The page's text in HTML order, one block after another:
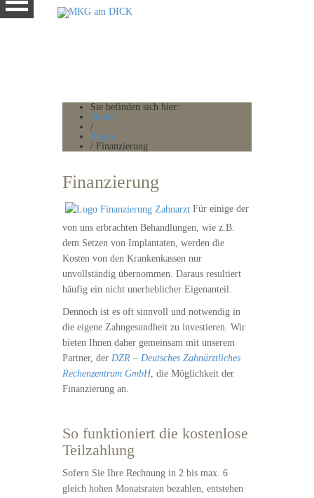
Sie befinden sich hier:
Home
/
Praxis
/ Finanzierung
Finanzierung
Für einige der
von uns erbrachten Behandlungen, wie z.B.
dem Setzen von Implantaten, werden die
Kosten von den Krankenkassen nur
unvollständig übernommen. Daraus resultiert
häufig ein nicht unerheblicher Eigenanteil.
Dennoch ist es oft sinnvoll und notwendig in
die eigene Zahngesundheit zu investieren. Wir
bieten Ihnen daher gemeinsam mit unserem
Partner, der DZR – Deutsches Zahnärztliches
Rechenzentrum GmbH, die Möglichkeit der
Finanzierung an.
So funktioniert die kostenlose
Teilzahlung
Sofern Sie Ihre Rechnung in 2 bis max. 6
gleich hohen Monatsraten bezahlen, entstehen